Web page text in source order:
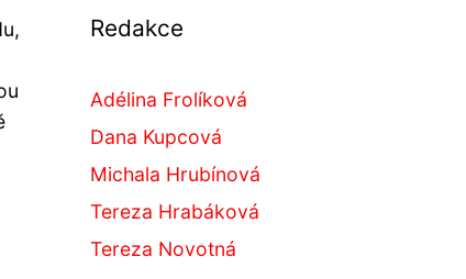
Redakce
Adélina Frolíková
Dana Kupcová
Michala Hrubínová
Tereza Hrabáková
Tereza Novotná